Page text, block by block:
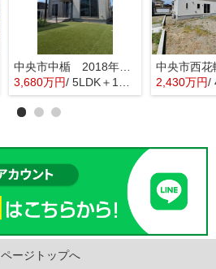
中央市中楯 2018年築中古戸建 セキスイハイム施工 太陽光パネル
3,680万円/ 5LDK＋1S(納戸) 2,430万円/
ページトップへ